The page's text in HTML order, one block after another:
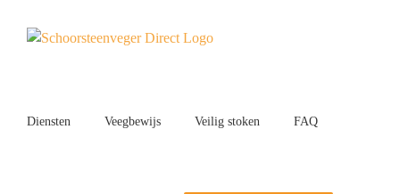
Diensten Veegbewijs Veilig stoken FAQ